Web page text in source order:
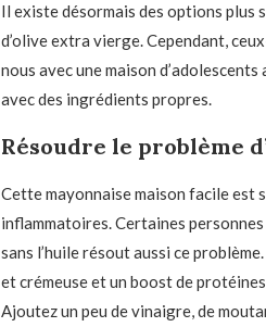
Il existe désormais des options plus
d’olive extra vierge. Cependant,
nous avec une maison
avec des ingrédients propres.
Résoudre le problème
Cette mayonnaise maison facile est
inflammatoires. Certaines personnes
sans l’huile résout aussi ce
et crémeuse et un boost de
Ajoutez un peu de vinaigre, de